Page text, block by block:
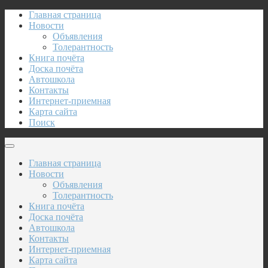
Главная страница
Новости
Объявления
Толерантность
Книга почёта
Доска почёта
Автошкола
Контакты
Интернет-приемная
Карта сайта
Поиск
Главная страница
Новости
Объявления
Толерантность
Книга почёта
Доска почёта
Автошкола
Контакты
Интернет-приемная
Карта сайта